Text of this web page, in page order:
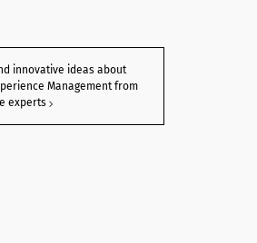
innovative ideas about
Management from
experts